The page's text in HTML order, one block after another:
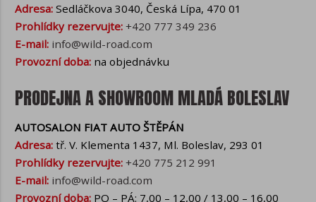
Adresa: Sedláčkova 3040, Česká Lípa, 470 01
Prohlídky rezervujte: +420 777 349 236
E-mail: info@wild-road.com
Provozní doba: na objednávku
PRODEJNA A SHOWROOM MLADÁ BOLESLAV
AUTOSALON FIAT AUTO ŠTĚPÁN
Adresa: tř. V. Klementa 1437, Ml. Boleslav, 293 01
Prohlídky rezervujte: +420 775 212 991
E-mail: info@wild-road.com
Provozní doba: PO – PÁ: 7,00 – 12,00 / 13,00 – 16,00
závislosti na jejich nastavení.
Původ cookies se Vašem prohlížeči může
být ovlivněn první stranou (webovými
stránkami), Vámi (cookies můžete
přidávat / měnit / mazat např. přes
nástroje pro vývojáře) nebo třetí stranou
návštěvnosti a marketing).
Dále cookies dělíme nanezbytně nutná
(technická), která slouží ke správné
funkci webových stránek. Souhlas s
použitím technických cookies je